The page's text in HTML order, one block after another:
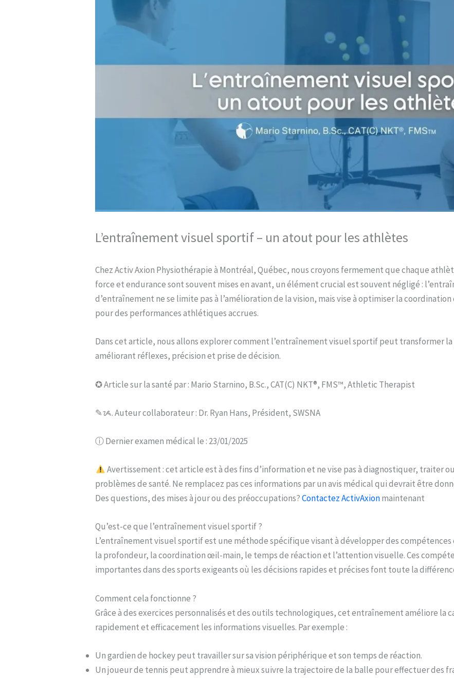
L’entraînement visuel sportif – un atout pour les athlètes
Chez Activ Axion Physiothérapie à Montréal, Québec, nous croyons fermement que chaque
force et endurance sont souvent mises en avant, un élément crucial est souvent négligé :
d’entraînement ne se limite pas à l’amélioration de la vision, mais vise à optimiser la
pour des performances athlétiques accrues.
Dans cet article, nous allons explorer comment l’entraînement visuel sportif peut transformer
améliorant réflexes, précision et prise de décision.
✪ Article sur la santé par : Mario Starnino, B.Sc., CAT(C) NKT®, FMS™, Athletic Therapist
✎ᝰ. Auteur collaborateur : Dr. Ryan Hans, Président, SWSNA
ⓘ Dernier examen médical le : 23/01/2025
Avertissement : cet article est à des fins d’information et ne vise pas à diagnostiquer, traiter
problèmes de santé. Ne remplacez pas ces informations par un avis médical qui devrait être
Des questions, des mises à jour ou des préoccupations?Contactez ActivAxionmaintenant
Qu’est-ce que l’entraînement visuel sportif ?
L’entraînement visuel sportif est une méthode spécifique visant à développer des
la profondeur, la coordination œil-main, le temps de réaction et l’attention visuelle. Ces
importantes dans des sports exigeants où les décisions rapides et précises font toute la
Comment cela fonctionne ?
Grâce à des exercices personnalisés et des outils technologiques, cet entraînement améliore la
rapidement et efficacement les informations visuelles. Par exemple :
Un gardien de hockey peut travailler sur sa vision périphérique et son temps de réaction.
Un joueur de tennis peut apprendre à mieux suivre la trajectoire de la balle pour effectuer des